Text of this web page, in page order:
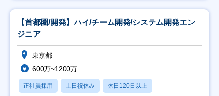
【首都圏/開発】ハイ/チーム開発/システム開発エン
ジニア
東京都
600万~1200万
正社員採用 土日祝休み 休日120日以上